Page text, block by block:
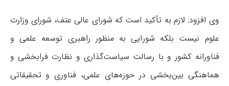
وی افزود: لازم به تأکید است که شورای عالی عتف، شورای وزارت
علوم نیست بلکه شورایی به منظور راهبری توسعه علمی و
فناورانه کشور و با رسالت سیاست‌گذاری و نظارت فرابخشی و
هماهنگی بین‌بخشی در حوزه‌های علمی، فناوری و تحقیقاتی